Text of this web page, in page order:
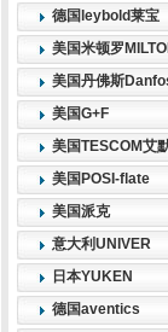
德国leybold莱宝
美国米顿罗
美国丹佛斯
美国G+F
美国TESCOM艾
美国POSI-flate
美国派克
意大利UNIVER
日本YUKEN
德国aventics